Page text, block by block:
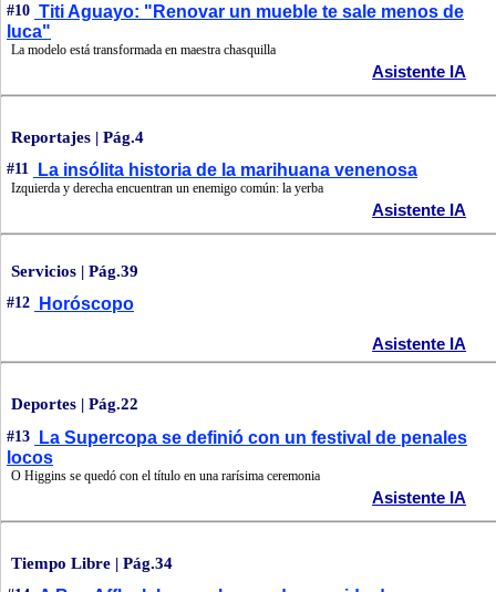
#10 Titi Aguayo: "Renovar un mueble te sale menos de
luca"
La modelo está transformada en maestra chasquilla
Asistente IA
Reportajes | Pág.4
#11 La insólita historia de la marihuana venenosa
Izquierda y derecha encuentran un enemigo común: la yerba
Asistente IA
Servicios | Pág.39
#12 Horóscopo
Asistente IA
Deportes | Pág.22
#13
La Supercopa se definió con un festival de penales
locos
O Higgins se quedó con el título en una rarísima ceremonia
Asistente IA
Tiempo Libre | Pág.34